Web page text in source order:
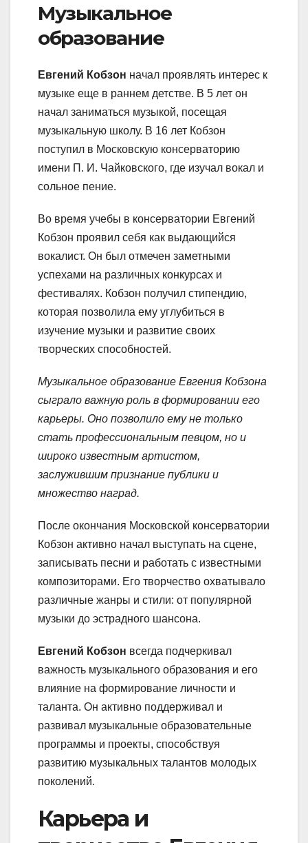
Музыкальное
образование
Евгений Кобзон начал проявлять интерес к
музыке еще в раннем детстве. В 5 лет он
начал заниматься музыкой, посещая
музыкальную школу. В 16 лет Кобзон
поступил в Московскую консерваторию
имени П. И. Чайковского, где изучал вокал и
сольное пение.
Во время учебы в консерватории Евгений
Кобзон проявил себя как выдающийся
вокалист. Он был отмечен заметными
успехами на различных конкурсах и
фестивалях. Кобзон получил стипендию,
которая позволила ему углубиться в
изучение музыки и развитие своих
творческих способностей.
Музыкальное образование Евгения Кобзона
сыграло важную роль в формировании его
карьеры. Оно позволило ему не только
стать профессиональным певцом, но и
широко известным артистом,
заслужившим признание публики и
множество наград.
После окончания Московской консерватории
Кобзон активно начал выступать на сцене,
записывать песни и работать с известными
композиторами. Его творчество охватывало
различные жанры и стили: от популярной
музыки до эстрадного шансона.
Евгений Кобзон всегда подчеркивал
важность музыкального образования и его
влияние на формирование личности и
таланта. Он активно поддерживал и
развивал музыкальные образовательные
программы и проекты, способствуя
развитию музыкальных талантов молодых
поколений.
Карьера и